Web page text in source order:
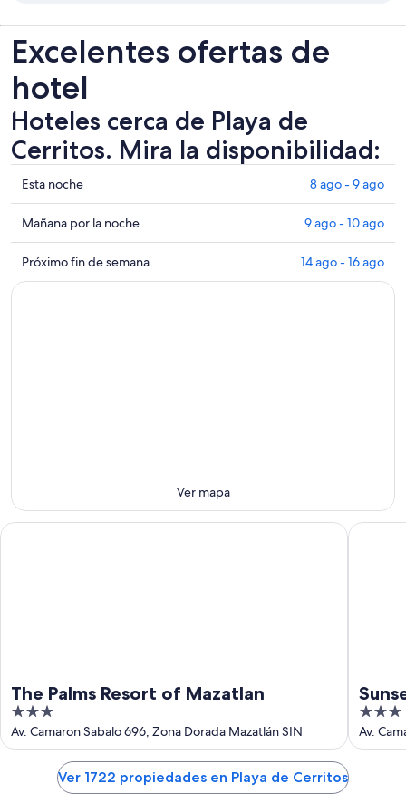
Excelentes ofertas de
hotel
Hoteles cerca de Playa de
Cerritos. Mira la disponibilidad:
Ver
precios
de
propiedades
cerca
de
Esta noche 8 ago - 9 ago
Ver
precios
de
propiedades
ago
-
Mañana por la noche 9 ago - 10 ago
Ver
precios
de
semana,
Próximo fin de semana 14 ago - 16 ago
Ver mapa
The Palms Resort of Mazatlan
3
out
of
Av. Camaron Sabalo 696, Zona Dorada Mazatlán SIN
The Palms Resort of Mazatlan
3
out
of
Av.
Sunset
Ver 1722 propiedades en Playa de Cerritos